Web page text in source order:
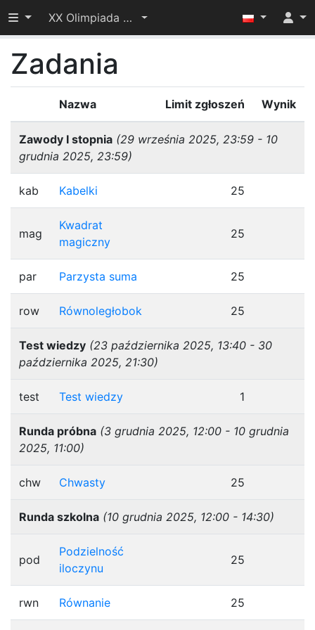
Przełącz widoczność menu
XX Olimpiada Informatyczna Juniorów – I etap
Zadania
Nazwa Limit zgłoszeń Wynik
Zawody I stopnia (29 września 2025, 23:59 - 10
grudnia 2025, 23:59)
kab Kabelki 25
mag
Kwadrat
magiczny
25
par Parzysta suma 25
row Równoległobok 25
Test wiedzy (23 października 2025, 13:40 - 30
października 2025, 21:30)
test Test wiedzy 1
Runda próbna (3 grudnia 2025, 12:00 - 10 grudnia
2025, 11:00)
chw Chwasty 25
Runda szkolna (10 grudnia 2025, 12:00 - 14:30)
pod
Podzielność
iloczynu
25
rwn Równanie 25